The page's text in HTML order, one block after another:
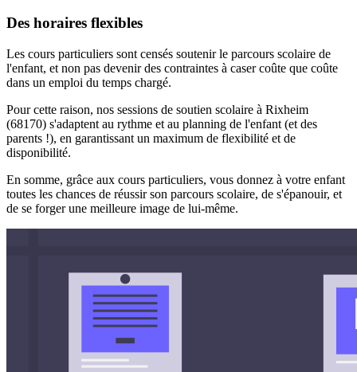
Des horaires flexibles
Les cours particuliers sont censés soutenir le parcours scolaire de
l'enfant, et non pas devenir des contraintes à caser coûte que coûte
dans un emploi du temps chargé.
Pour cette raison, nos sessions de soutien scolaire à Rixheim
(68170) s'adaptent au rythme et au planning de l'enfant (et des
parents !), en garantissant un maximum de flexibilité et de
disponibilité.
En somme, grâce aux cours particuliers, vous donnez à votre enfant
toutes les chances de réussir son parcours scolaire, de s'épanouir, et
de se forger une meilleure image de lui-même.